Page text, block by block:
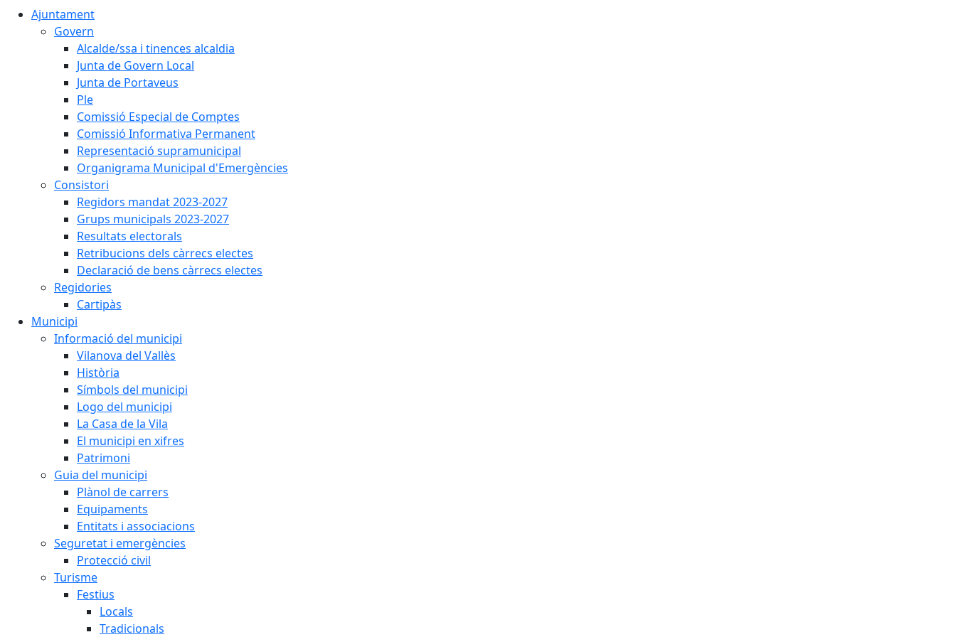
Ajuntament
Govern
Alcalde/ssa i tinences alcaldia
Junta de Govern Local
Junta de Portaveus
Ple
Comissió Especial de Comptes
Comissió Informativa Permanent
Representació supramunicipal
Organigrama Municipal d'Emergències
Consistori
Regidors mandat 2023-2027
Grups municipals 2023-2027
Resultats electorals
Retribucions dels càrrecs electes
Declaració de bens càrrecs electes
Regidories
Cartipàs
Municipi
Informació del municipi
Vilanova del Vallès
Història
Símbols del municipi
Logo del municipi
La Casa de la Vila
El municipi en xifres
Patrimoni
Guia del municipi
Plànol de carrers
Equipaments
Entitats i associacions
Seguretat i emergències
Protecció civil
Turisme
Festius
Locals
Tradicionals